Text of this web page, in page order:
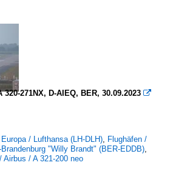
271NX, D-AIEQ, BER, 30.09.2023 
/ Lufthansa (LH-DLH), Flughäfen /
"Willy Brandt" (BER-EDDB),
Airbus / A 321-200 neo